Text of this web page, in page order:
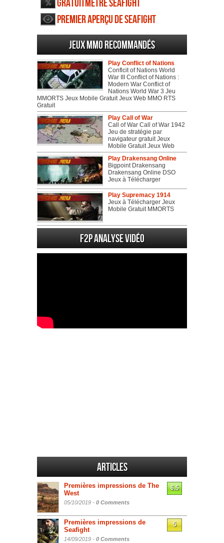
Gratuitmètre Seafight
Premier aperçu de Seafight
Jeux MMO recommandés
Play Conflict of Nations
Conflcit of Nations World
War III Conflict of Nations :
Modern War Conflict of
Nations World War 3 Jeu
MMORTS Jeux Mobile Gratuit Jeux Web MMO RTS
Gratuit
Play Call of War
Call of War Call of War 1942
Jeu de stratégie par
navigateur gratuit Jeux
Mobile Gratuit Jeux Web
Play Drakensang Online
Bigpoint Drakensang
Drakensang Online DSO
Jeux à Télécharger
Play Supremacy 1914
Jeux à Télécharger Jeux
Mobile Gratuit MMORTS
F2P Analyse vidéo
Articles
Premières impressions de The
West
05/10/2019 - 0 Comments
6.5
Premières impressions de
Seafight
14/09/2019 - 0 Comments
5